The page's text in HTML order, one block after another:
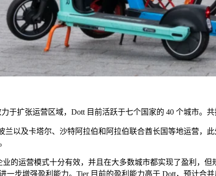
于扩张运营区域， Dott 目前活跃于七个国家的 40 个城市。共
兰以及卡塔尔、沙特阿拉伯和阿拉伯联合酋长国等地运营，此
业的运营模式十分有效，并且在大多数城市都实现了盈利，但
一步增强盈利能力。 Tier 目前的盈利能力高于 Dott，预计合